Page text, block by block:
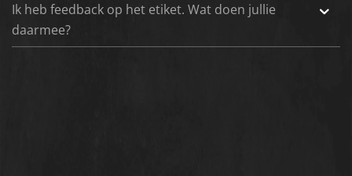
Ik heb feedback op het etiket. Wat doen jullie
daarmee?